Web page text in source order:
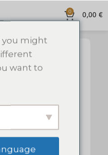
0 0,00 €
you might
want to